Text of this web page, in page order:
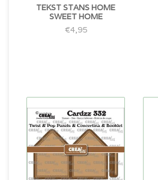
TEKST STANS HOME
SWEET HOME
€4,95